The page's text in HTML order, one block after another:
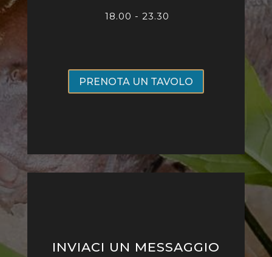
18.00 - 23.30
PRENOTA UN TAVOLO
INVIACI UN MESSAGGIO